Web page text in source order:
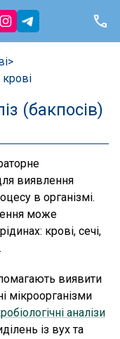
>
крові
(бакпосів)
виявлення
в організмі.
може
крові, сечі,
виявити
мікроорганізми
аналізи
із вух та